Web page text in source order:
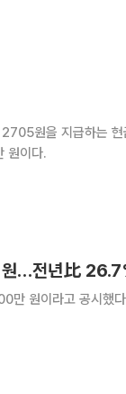
원을 지급하는
원이다.
원…전년比